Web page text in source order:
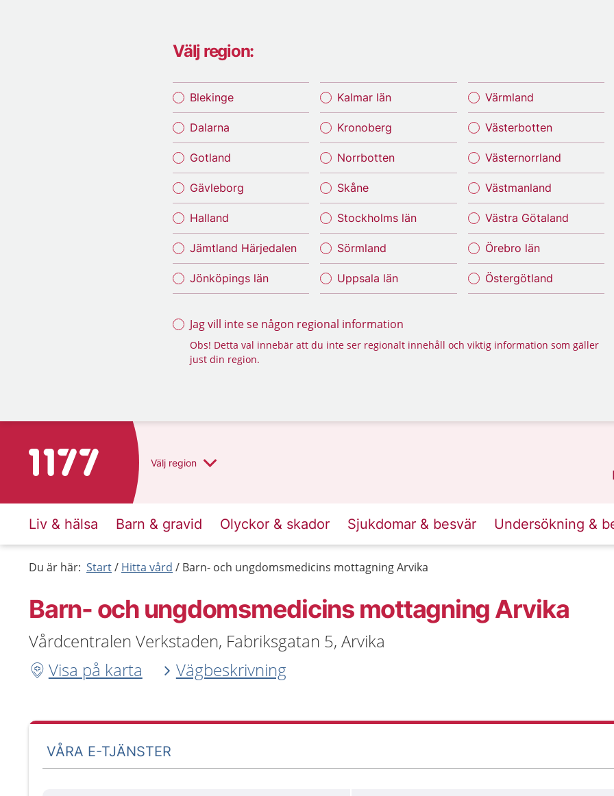
Välj region:
Blekinge
Dalarna
Gotland
Gävleborg
Halland
Jämtland Härjedalen
Jönköpings län
Kalmar län
Kronoberg
Norrbotten
Skåne
Stockholms län
Sörmland
Uppsala län
Värmland
Västerbotten
Västernorrland
Västmanland
Västra Götaland
Örebro län
Östergötland
Jag vill inte se någon regional information
Obs! Detta val innebär att du inte ser regionalt innehåll och viktig information som gäller
just din region.
Till startsidan för 1177 Välj region
Liv & hälsa Barn & gravid Olyckor & skador Sjukdomar & besvär Undersökning &
Du är här: Start Hitta vård Barn- och ungdomsmedicins mottagning Arvika
Barn- och ungdomsmedicins mottagning Arvika
Vårdcentralen Verkstaden, Fabriksgatan 5, Arvika
Visa på karta
Vägbeskrivning
VÅRA E-TJÄNSTER